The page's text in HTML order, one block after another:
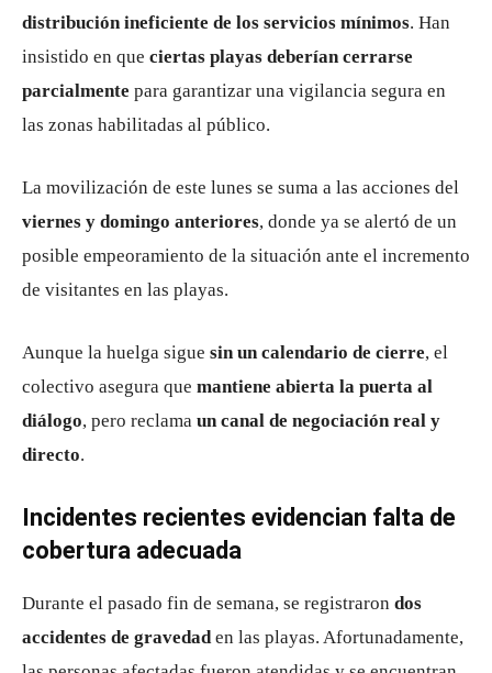
distribución ineficiente de los servicios mínimos. Han
insistido en que ciertas playas deberían cerrarse
parcialmente para garantizar una vigilancia segura en
las zonas habilitadas al público.
La movilización de este lunes se suma a las acciones del
viernes y domingo anteriores, donde ya se alertó de un
posible empeoramiento de la situación ante el incremento
de visitantes en las playas.
Aunque la huelga sigue sin un calendario de cierre, el
colectivo asegura que mantiene abierta la puerta al
diálogo, pero reclama un canal de negociación real y
directo.
Incidentes recientes evidencian falta de
cobertura adecuada
Durante el pasado fin de semana, se registraron dos
accidentes de gravedaden las playas. Afortunadamente,